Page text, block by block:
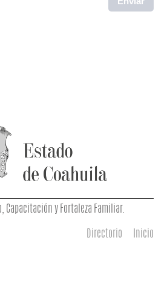
Capacitación y Fortaleza Familiar.
Directorio Inicio